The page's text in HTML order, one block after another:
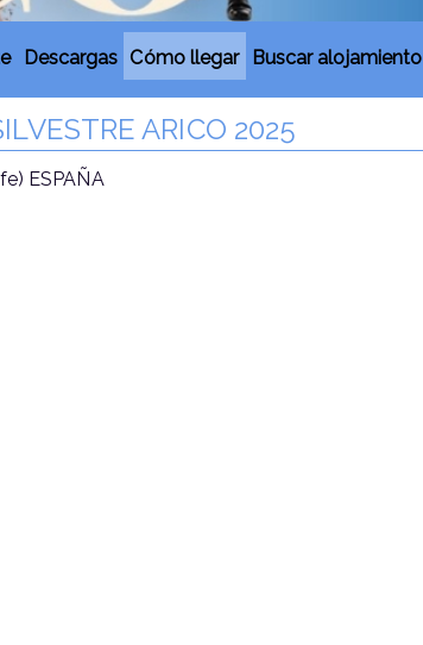
Descargas Cómo llegar Buscar alojamiento
ARICO 2025
ESPAÑA